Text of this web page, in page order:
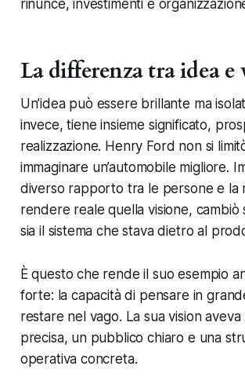
rinunce, investimenti e
La differenza tra idea e
Un’idea può essere brillante ma
invece, tiene insieme significato,
realizzazione. Henry Ford non si
immaginare un’automobile migliore.
diverso rapporto tra le persone e la
rendere reale quella visione, cambiò
sia il sistema che stava dietro al
È questo che rende il suo esempio
forte: la capacità di pensare in
restare nel vago. La sua vision
precisa, un pubblico chiaro e una
operativa concreta.